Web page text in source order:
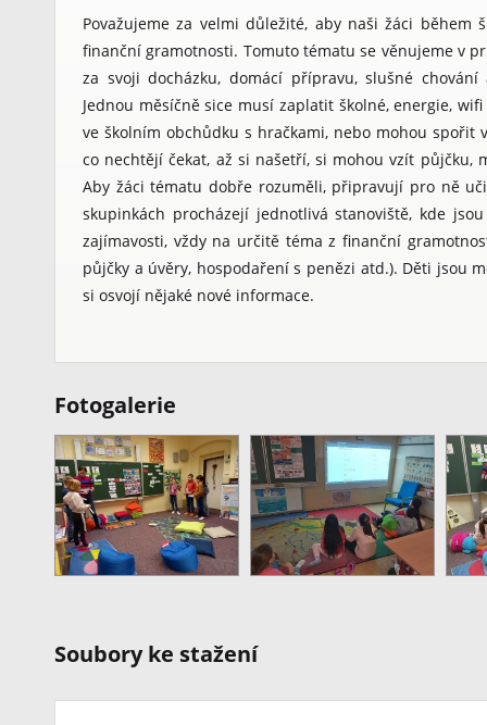
Považujeme za velmi důležité, aby naši žáci během
finanční gramotnosti. Tomuto tématu se věnujeme v
za svoji docházku, domácí přípravu, slušné
Jednou měsíčně sice musí zaplatit školné, energie,
ve školním obchůdku s hračkami, nebo mohou spořit
co nechtějí čekat, až si našetří, si mohou vzít půjčku,
Aby žáci tématu dobře rozuměli, připravují pro ně
skupinkách procházejí jednotlivá stanoviště, kde
zajímavosti, vždy na určitě téma z finanční
půjčky a úvěry, hospodaření s penězi atd.). Děti jsou
si osvojí nějaké nové informace.
Fotogalerie
Soubory ke stažení